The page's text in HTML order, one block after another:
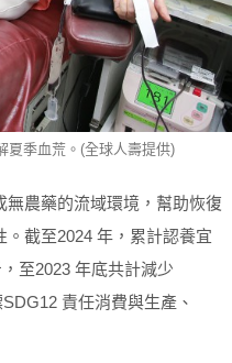
夏季血荒。(全球人壽提供)
農藥的流域環境，幫助恢復
截至2024 年，累計認養宜
至2023 年底共計減少
責任消費與生產、